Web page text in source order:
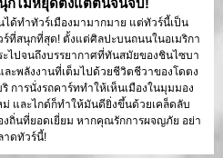
กไม่หยุดตั้งแต่ต้นจนจบ!
ได้ทำทัวร์เมืองมามากมาย แต่ทัวร์นี้เป็น
ร์ที่สนุกที่สุด! ตั้งแต่ศิลปะบนถนนในอเมริกา
ะไปจนถึงบรรยากาศที่ทันสมัยของชินไซบา
ละพลังงานที่เต็มไปด้วยชีวิตชีวาของโดตง
ริ การนั่งรถคาร์ททำให้เห็นเมืองในมุมมอง
ม่ และไกด์ก็ทำให้มันดียิ่งขึ้นด้วยเคล็ดลับ
งถิ่นที่ยอดเยี่ยม หากคุณรักการผจญภัย อย่า
าดทัวร์นี้!